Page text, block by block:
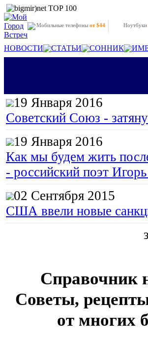
Мобильные телефоны от $44 Ноутбуки
НОВОСТИ СТАТЬИ СОННИК
19 Января 2016
Советский Союз -
19 Января 2016
Как мы будем жить
- российский поэт
02 Сентября 2015
США ввели новые
Справочник
Советы,
от многих